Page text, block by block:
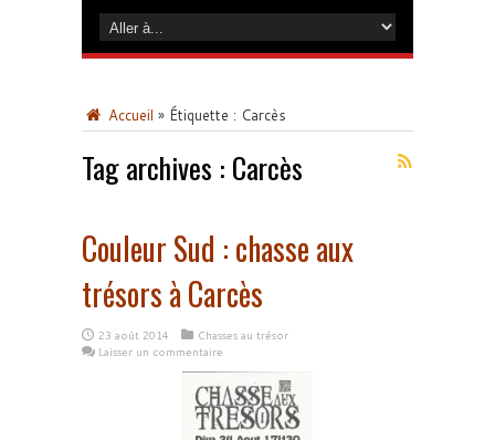
Accueil » Étiquette : Carcès
Tag archives : Carcès
Couleur Sud : chasse aux
trésors à Carcès
23 août 2014
Chasses au trésor
Laisser un commentaire